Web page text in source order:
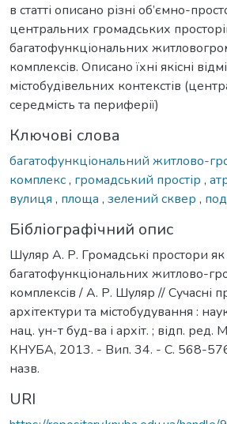
в статті описано різні об’ємно-
центральних громадських
багатофункціональних
комплексів. Описано їхні якісні
містобудівельних контекстів
середмість та периферії)
Ключові слова
багатофункціональний житлово-
комплекс, громадський простір ,
вулиця , площа , зелений сквер ,
Бібліографічний опис
Шуляр А. Р. Громадські простори як
багатофункціональних житлово-
комплексів / А. Р. Шуляр // Сучасні
архітектури та містобудування :
нац. ун-т буд-ва і архіт. ; відп.
КНУБА, 2013. - Вип. 34. - С. 568-576.
назв.
URI